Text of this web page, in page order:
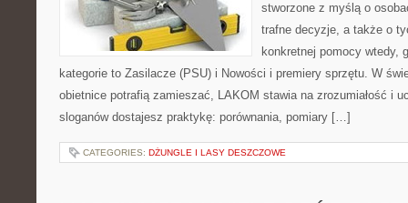
stworzone z myślą o
trafne decyzje, a także o
konkretnej pomocy wtedy,
kategorie to Zasilacze (PSU) i Nowości i premiery sprzętu. W
obietnice potrafią zamieszać, LAKOM stawia na zrozumiałość i
sloganów dostajesz praktykę: porównania, pomiary […]
CATEGORIES: DŻUNGLE I LASY DESZCZOWE